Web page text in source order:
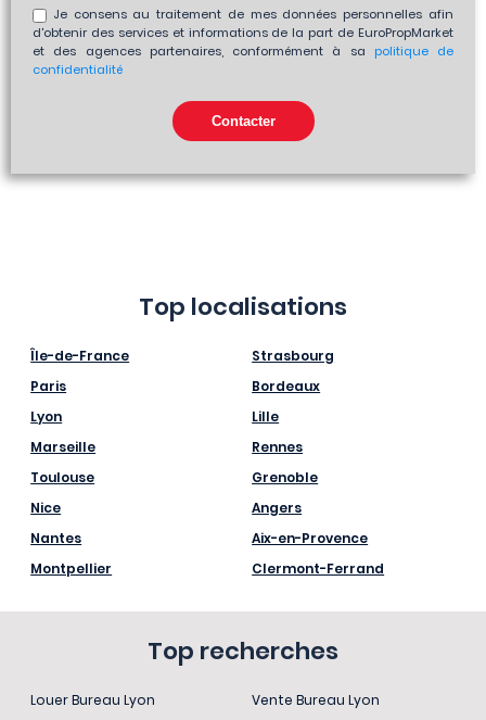
Je consens au traitement de mes données personnelles afin
d'obtenir des services et informations de la part de EuroPropMarket
et des agences partenaires, conformément à sa politique de
confidentialité
Top localisations
Île-de-France
Paris
Lyon
Marseille
Toulouse
Nice
Nantes
Montpellier
Strasbourg
Bordeaux
Lille
Rennes
Grenoble
Angers
Aix-en-Provence
Clermont-Ferrand
Top recherches
Louer Bureau Lyon
Vente Bureau Lyon